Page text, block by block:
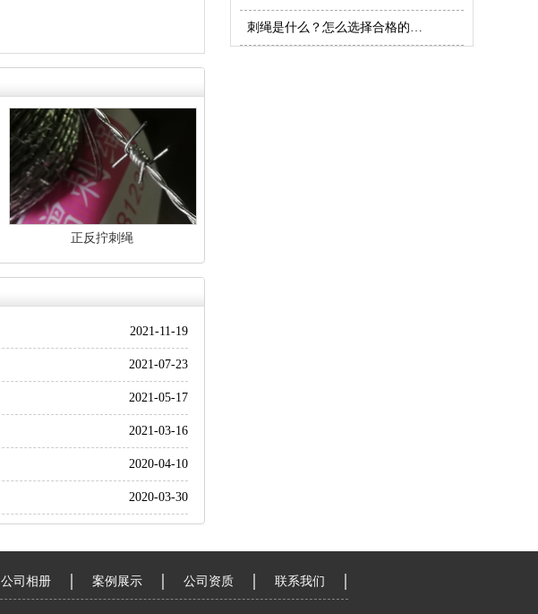
刺绳是什么？怎么选择合格的刺绳产品
正反拧刺绳
2021-11-19
2021-07-23
2021-05-17
2021-03-16
2020-04-10
2020-03-30
公司相册 案例展示 公司资质 联系我们